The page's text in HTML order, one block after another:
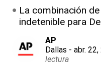
La combinación
indetenible para
AP
Dallas - abr.
lectura